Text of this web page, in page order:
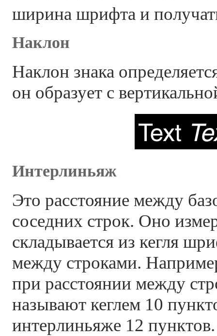
ширина шрифта и
Наклон
Наклон знака
он образует с
Интерлиньяж
Это расстояние между
соседних строк. Оно
складывается из кегля
между строками.
при расстоянии между
называют кеглем 10
интерлиньяже 12 пунктов.